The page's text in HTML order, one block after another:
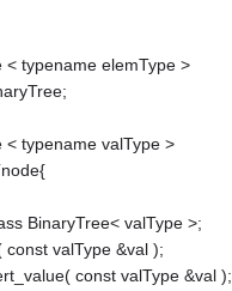
< typename elemType >
< typename valType >
BinaryTree< valType >;
const valType &val );
const valType &val );